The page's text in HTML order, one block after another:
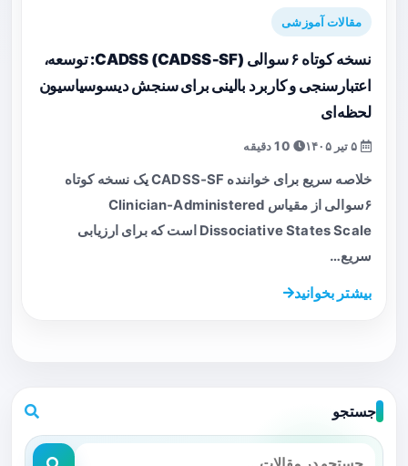
مقالات آموزشی
نسخه کوتاه ۶‌ سوالی CADSS (CADSS‑SF): توسعه،
اعتبارسنجی و کاربرد بالینی برای سنجش دیسوسیاسیون
لحظه‌ای
خلاصه سریع برای خواننده CADSS‑SF یک نسخه کوتاه
۶‌سوالی از مقیاس Clinician‑Administered
Dissociative States Scale است که برای ارزیابی
سریع…
بیشتر بخوانید
جستجو